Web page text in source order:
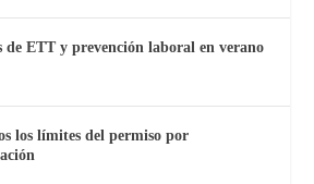
de ETT y prevención laboral en verano
los límites del permiso por